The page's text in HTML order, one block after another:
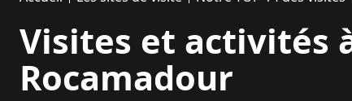
Visites et activités
Rocamadour